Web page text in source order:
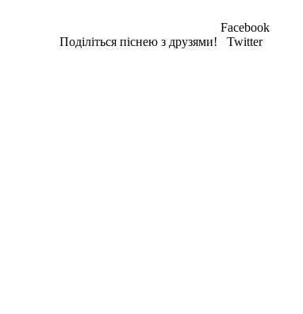
Поділіться піснею з друзями!
Facebook
Twitter